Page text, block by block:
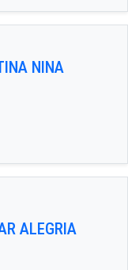
NINA
ALEGRIA